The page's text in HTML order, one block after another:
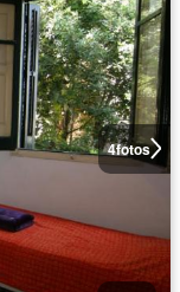
4fotos